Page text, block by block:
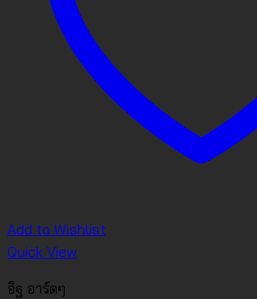
Add to Wishlist
Quick View
อิฐ อาร์ตๆ